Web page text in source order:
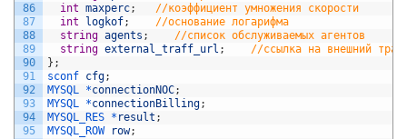
86
87
88
89
90
91
92
93
94
95
int maxperc;
//коэффициент умножения скорости
int
logkof;
//основание логарифма
string agents ;
//список обслуживаемых агентов
string external_traff_url ;
//ссылка на внешний
} ;
sconf cfg;
MYSQL *connectionNOC;
MYSQL *connectionBilling;
MYSQL_RES * result ;
MYSQL_ROW row;